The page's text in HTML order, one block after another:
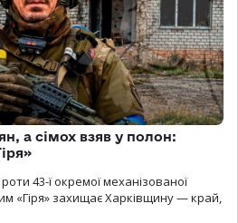
а сімох взяв у полон:
43-ї окремої механізованої
«Гіря» захищає Харківщину — край,